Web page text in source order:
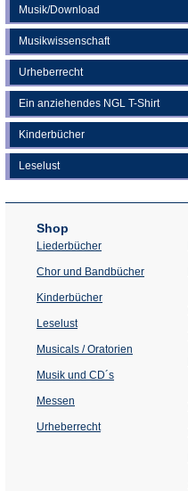
Musik/Download
Musikwissenschaft
Urheberrecht
Ein anziehendes NGL T-Shirt
Kinderbücher
Leselust
Shop
Liederbücher
Chor und Bandbücher
Kinderbücher
Leselust
Musicals / Oratorien
Musik und CD´s
Messen
Urheberrecht